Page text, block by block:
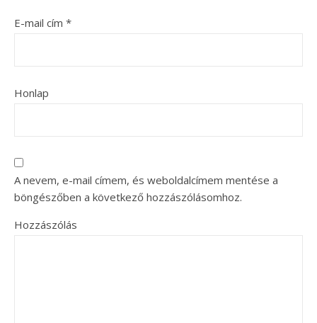
E-mail cím *
Honlap
A nevem, e-mail címem, és weboldalcímem mentése a
böngészőben a következő hozzászólásomhoz.
Hozzászólás